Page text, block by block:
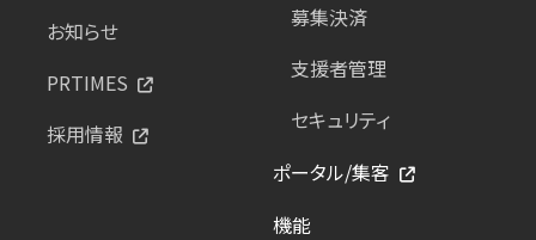
お知らせ
PRTIMES
採用情報
募集決済
支援者管理
セキュリティ
ポータル/集客
機能